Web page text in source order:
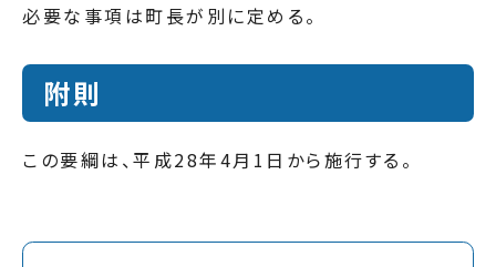
必要な事項は町長が別に定める。
附則
この要綱は、平成28年4月1日から施行する。